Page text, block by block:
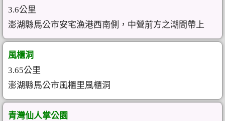
3.6公里
澎湖縣馬公市安宅漁港西南側，中營前方之潮間帶上
風櫃洞
3.65公里
澎湖縣馬公市風櫃里風櫃洞
青灣仙人掌公園